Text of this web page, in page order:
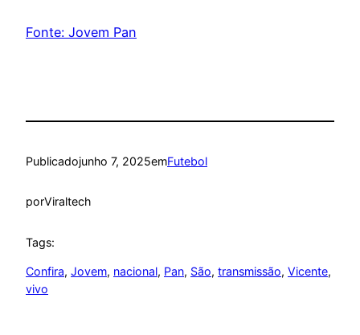
Fonte: Jovem Pan
Publicadojunho 7, 2025emFutebol
porViraltech
Tags:
Confira, Jovem, nacional, Pan, São, transmissão, Vicente
vivo